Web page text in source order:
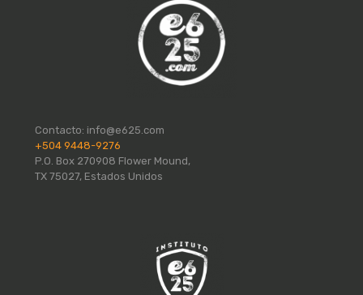
Contacto: info@e625.com
+504 9448-9276
P.O. Box 270908 Flower Mound,
TX 75027, Estados Unidos